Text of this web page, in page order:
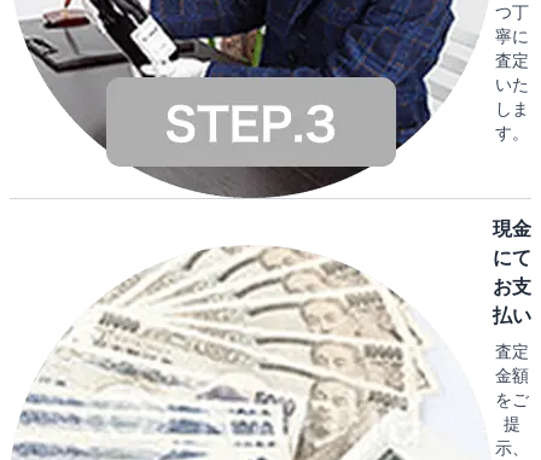
つ丁
寧に
査定
いた
しま
す。
現金
にて
お支
払い
査定
金額
をご
提
示、